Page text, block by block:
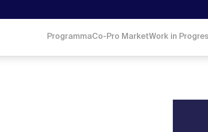
ProgrammaCo-Pro MarketWork in